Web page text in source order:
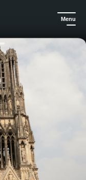
Menu
Selbstgeführte Tour durch die Kathedrale Notre-Dame de Reims mit Mobile Application